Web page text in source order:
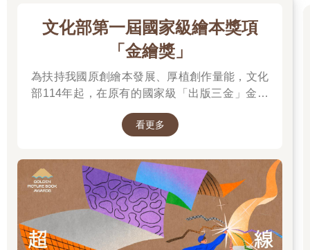
文化部第一屆國家級繪本獎項
「金繪獎」
為扶持我國原創繪本發展、厚植創作量能，文化
部114年起，在原有的國家級「出版三金」金鼎
促進台灣圖文出版的多元發展。獎項分為「特別
「跨域應用獎」、「年度繪本獎」，以及「金繪
大獎」。
看更多